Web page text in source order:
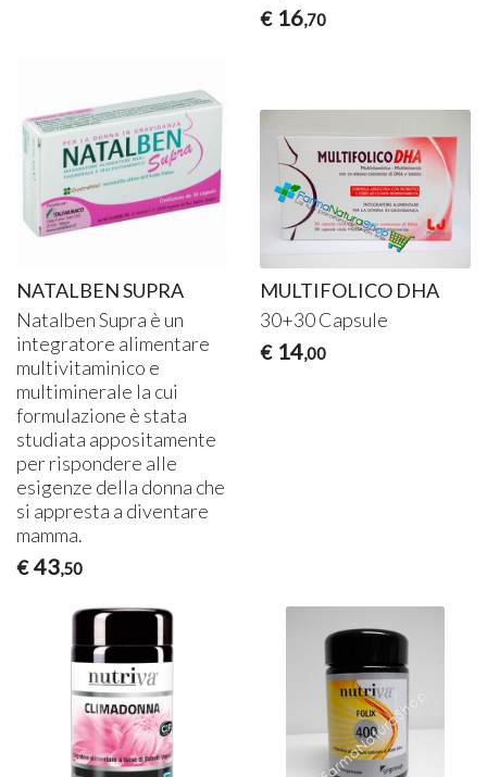
€ 16,70
NATALBEN SUPRA
Natalben Supra è un
integratore alimentare
multivitaminico e
multiminerale la cui
formulazione è stata
studiata appositamente
per rispondere alle
esigenze della donna che
si appresta a diventare
mamma.
€ 43,50
MULTIFOLICO DHA
30+30 Capsule
€ 14,00